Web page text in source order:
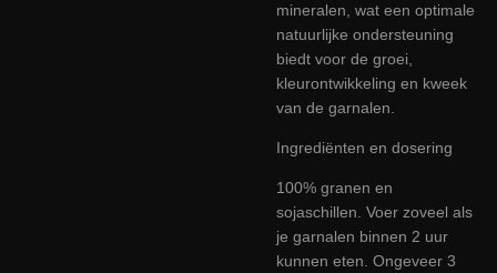
mineralen, wat een optimale
natuurlijke ondersteuning
biedt voor de groei,
kleurontwikkeling en kweek
van de garnalen.
Ingrediënten en dosering
100% granen en
sojaschillen. Voer zoveel als
je garnalen binnen 2 uur
kunnen eten. Ongeveer 3